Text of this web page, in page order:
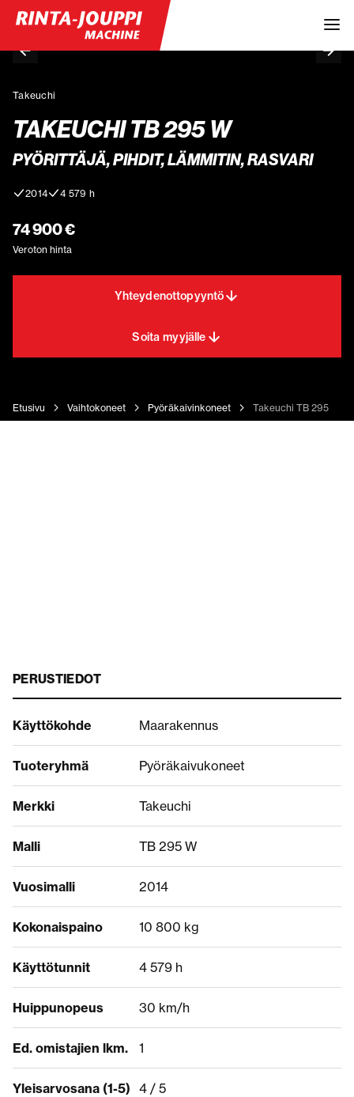
Takeuchi
TAKEUCHI TB 295 W
PYÖRITTÄJÄ, PIHDIT, LÄMMITIN, RASVARI
2014 4 579 h
74 900 €
Veroton hinta
Yhteydenottopyyntö
Soita myyjälle
Etusivu Vaihtokoneet Pyöräkaivinkoneet Takeuchi TB 295 W
PERUSTIEDOT
Käyttökohde Maarakennus
Tuoteryhmä Pyöräkaivukoneet
Merkki Takeuchi
Malli TB 295 W
Vuosimalli 2014
Kokonaispaino 10 800 kg
Käyttötunnit 4 579 h
Huippunopeus 30 km/h
Ed. omistajien lkm. 1
Yleisarvosana (1-5) 4 / 5